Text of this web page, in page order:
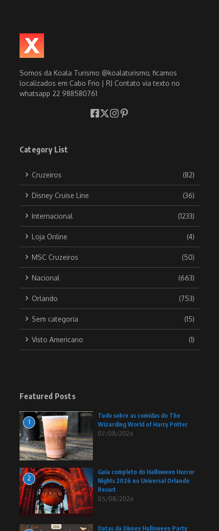
Somos da Koala Turismo @koalaturismo, ficamos
localizados em Cabo Frio | RJ Contato via texto no
whatsapp 22 988580761
Category List
Cruzeiros (82)
Disney Cruise Line (36)
Internacional (1233)
Loja Online (4)
MSC Cruzeiros (50)
Nacional (663)
Orlando (753)
Sem categoria (15)
Visto Americano (1)
Featured Posts
1
Tudo sobre as comidas do The
Wizarding World of Harry Potter
07/08/2026
2
Guia completo do Halloween Horror
Nights 2026 no Universal Orlando
Resort
05/08/2026
Datas da Disney Halloween Party